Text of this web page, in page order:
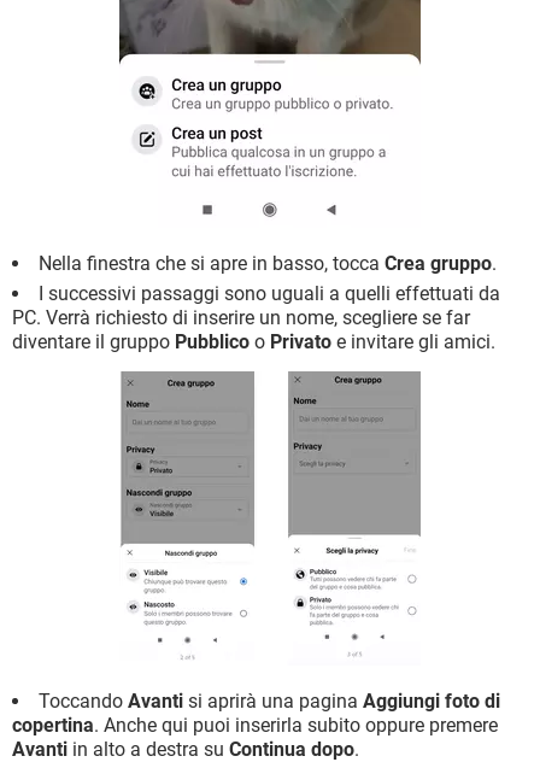
Nella finestra che si apre in basso, tocca Crea gruppo.
I successivi passaggi sono uguali a quelli effettuati da
PC. Verrà richiesto di inserire un nome, scegliere se far
diventare il gruppo Pubblico o Privato e invitare gli amici.
Toccando Avanti si aprirà una pagina Aggiungi foto di
copertina. Anche qui puoi inserirla subito oppure premere
Avanti in alto a destra su Continua dopo.